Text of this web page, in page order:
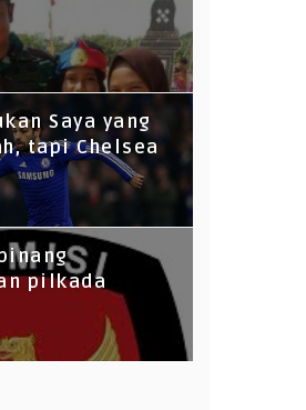
Saya yang
tapi Chelsea
pilkada